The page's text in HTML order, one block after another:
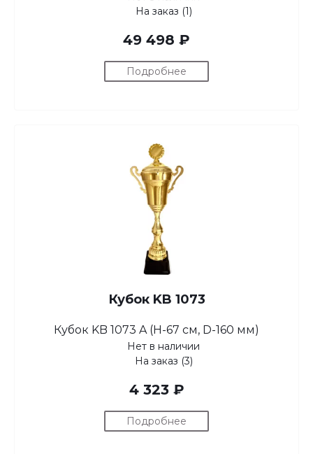
На заказ (1)
49 498 ₽
Подробнее
Кубок KB 1073
Кубок KB 1073 A (H-67 см, D-160 мм)
Нет в наличии
На заказ (3)
4 323 ₽
Подробнее